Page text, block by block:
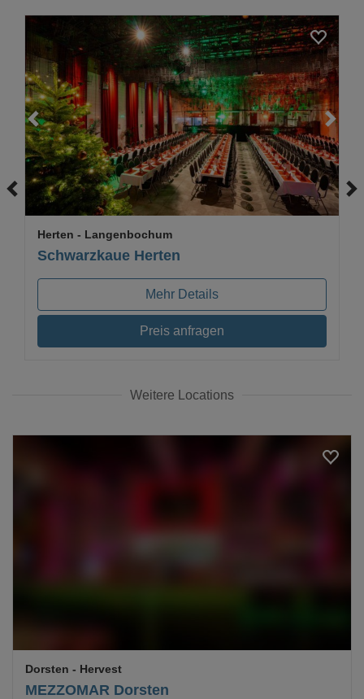
Loading...
Schwarzkaue Herten
Herten - Langenbochum
Mehr Details
Preis anfragen
Weitere Locations
MEZZOMAR Dorsten
Dorsten - Hervest